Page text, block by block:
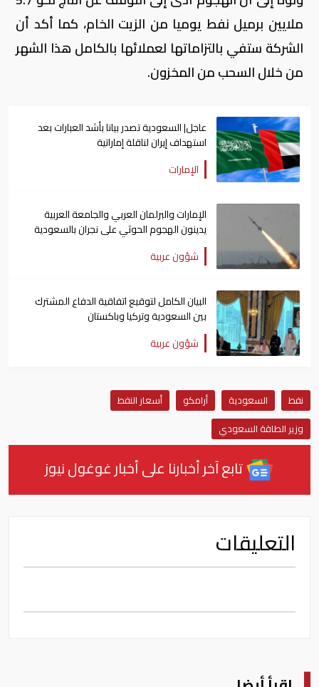
ملايين برميل نفط يوميا من الزيت الخام، كما أكد أن
الشركة ستفي بالتزاماتها لعملائها بالكامل هذا الشهر
من خلال السحب من المخزون.
عاجل| السعودية تصدر بيانا بأشد العبارات بعد
استهداف إيران لناقلة إماراتية
الإمارات
الإمارات والبرلمان العربي والجامعة العربية
يدينون الهجوم الحوثي على نجران بالسعودية
شؤون عربية
البيان الكامل لتوقيع اتفاقية الدفاع المشترك
بين السعودية وتركيا وباكستان
شؤون عربية
نفط السعودية أرامكو
أسعار النفط
وزير الطاقة السعودي
تابع آخر أخبارنا على أخبار غوغول نيوز
التعليقات